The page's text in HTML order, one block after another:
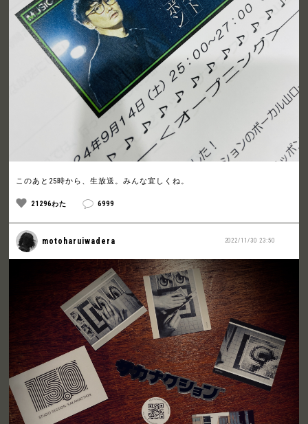
このあと25時から、生放送。みんな宜しくね。
21296わた 6999
2022/11/30 23:50
motoharuiwadera